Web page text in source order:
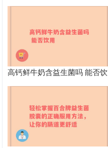
科学解析
高钙鲜牛奶含益生菌吗 能否饮
用